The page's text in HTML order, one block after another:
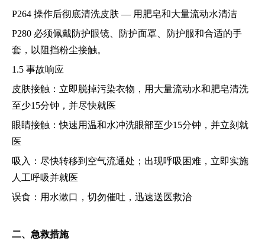
P264 操作后彻底清洗皮肤 — 用肥皂和大量流动水清洁
P280 必须佩戴防护眼镜、防护面罩、防护服和合适的手
套，以阻挡粉尘接触。
1.5 事故响应
皮肤接触：立即脱掉污染衣物，用大量流动水和肥皂清洗
至少15分钟，并尽快就医
眼睛接触：快速用温和水冲洗眼部至少15分钟，并立刻就
医
吸入：尽快转移到空气流通处；出现呼吸困难，立即实施
人工呼吸并就医
误食：用水漱口，切勿催吐，迅速送医救治
二、急救措施